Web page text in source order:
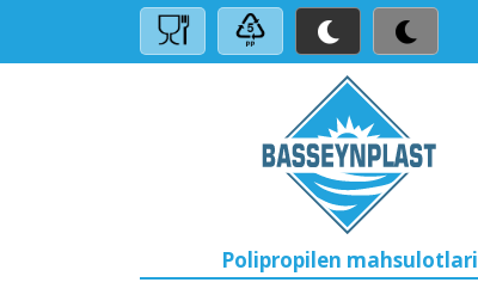
Polipropilen mahsulotlari